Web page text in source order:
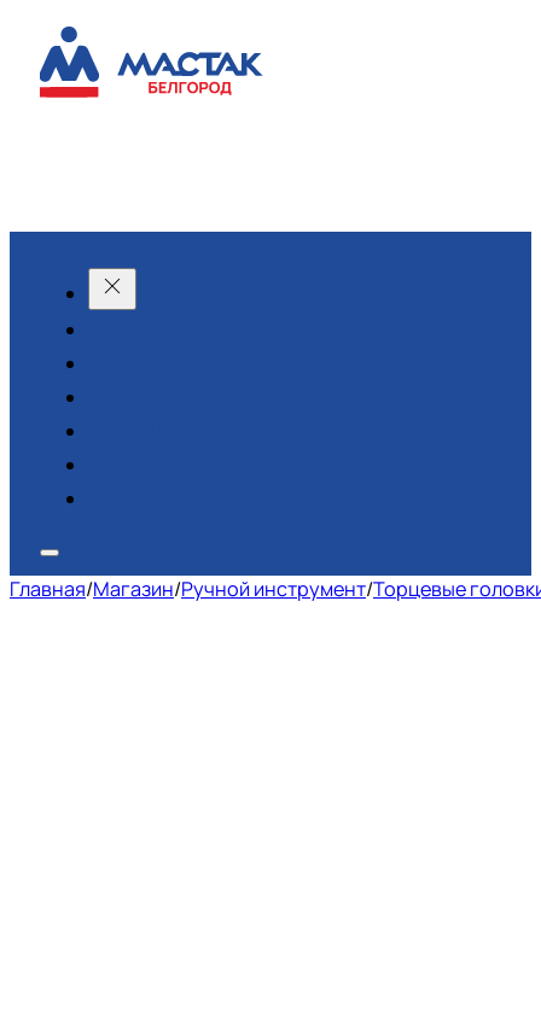
Главная/Магазин/Ручной инструмент/Торцевые